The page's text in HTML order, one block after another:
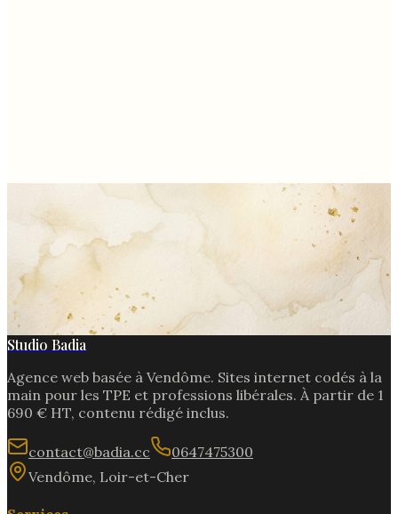
Studio Badia
Agence web basée à Vendôme. Sites internet codés à la
main pour les TPE et professions libérales. À partir de 1
690 € HT, contenu rédigé inclus.
contact@badia.cc
0647475300
Vendôme, Loir-et-Cher